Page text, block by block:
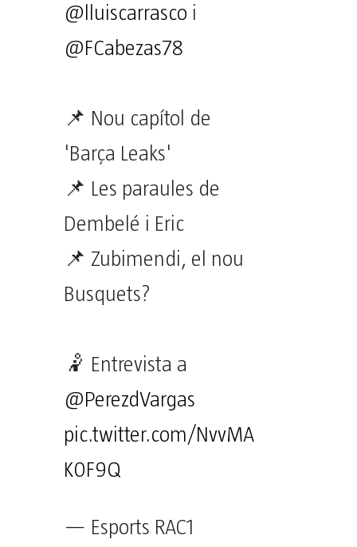
@lluiscarrasco i
@FCabezas78
📌 Nou capítol de
'Barça Leaks'
📌 Les paraules de
Dembelé i Eric
📌 Zubimendi, el nou
Busquets?
🤾 Entrevista a
@PerezdVargas
pic.twitter.com/NvvMA
K0F9Q
— Esports RAC1